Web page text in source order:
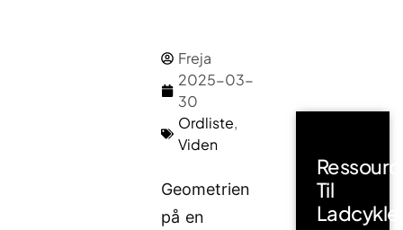
Freja
2025-03-
30
Ordliste,
Viden
Geometrien
på en
Til